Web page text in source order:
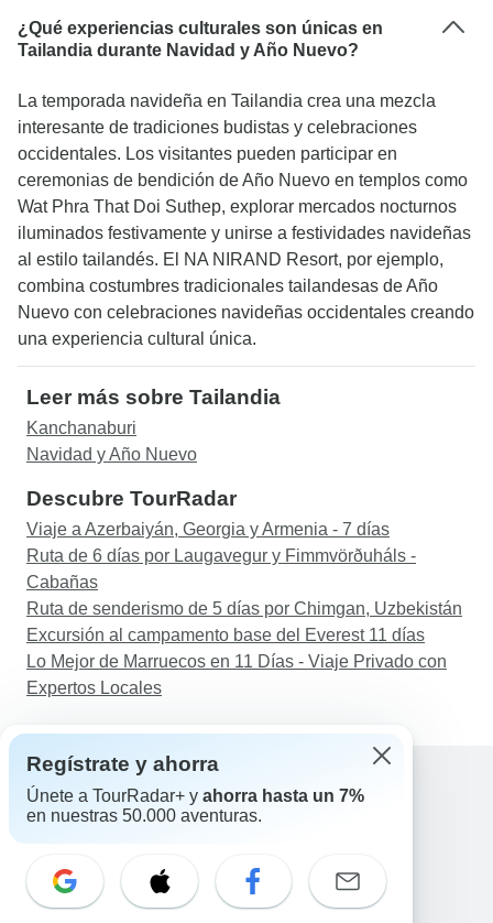
¿Qué experiencias culturales son únicas en
Tailandia durante Navidad y Año Nuevo?
La temporada navideña en Tailandia crea una mezcla
interesante de tradiciones budistas y celebraciones
occidentales. Los visitantes pueden participar en
ceremonias de bendición de Año Nuevo en templos como
Wat Phra That Doi Suthep, explorar mercados nocturnos
iluminados festivamente y unirse a festividades navideñas
al estilo tailandés. El NA NIRAND Resort, por ejemplo,
combina costumbres tradicionales tailandesas de Año
Nuevo con celebraciones navideñas occidentales creando
una experiencia cultural única.
Leer más sobre Tailandia
Kanchanaburi
Navidad y Año Nuevo
Descubre TourRadar
Viaje a Azerbaiyán, Georgia y Armenia - 7 días
Ruta de 6 días por Laugavegur y Fimmvörðuháls -
Cabañas
Ruta de senderismo de 5 días por Chimgan, Uzbekistán
Excursión al campamento base del Everest 11 días
Lo Mejor de Marruecos en 11 Días - Viaje Privado con
Expertos Locales
Ayuda
Correo electrónico: support@tourradar.com
Selecciona el idioma
Regístrate y ahorra
Únete a TourRadar+ y ahorra hasta un 7%
en nuestras 50.000 aventuras.